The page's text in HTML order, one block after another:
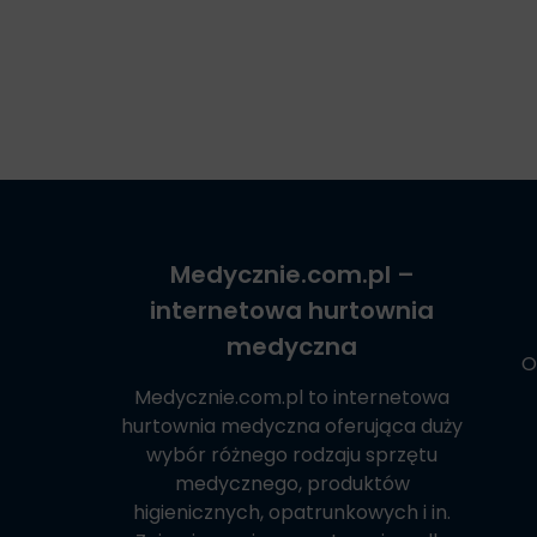
Medycznie.com.pl –
internetowa hurtownia
medyczna
Medycznie.com.pl to internetowa
hurtownia medyczna oferująca duży
wybór różnego rodzaju sprzętu
medycznego, produktów
higienicznych, opatrunkowych i in.